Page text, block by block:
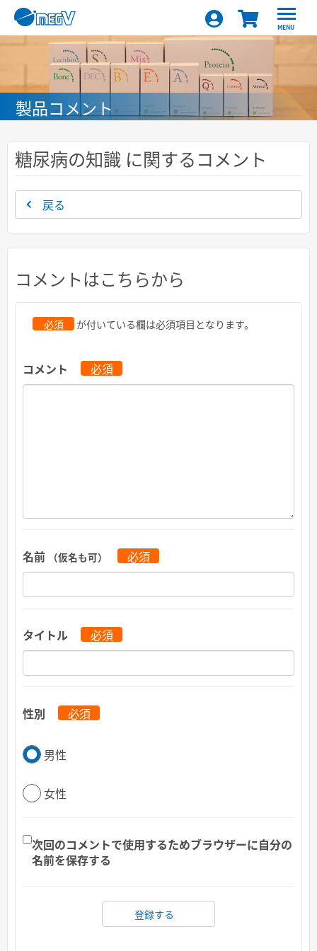
MENU
製品コメント
糖尿病の知識 に関するコメント
戻る
コメントはこちらから
必須 が付いている欄は必須項目となります。
コメント 必須
名前 （仮名も可） 必須
タイトル 必須
性別 必須
男性
女性
次回のコメントで使用するためブラウザーに自分の
名前を保存する